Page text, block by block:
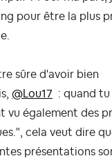
pour être la plus
sûre d'avoir bien
@Lou17 : quand tu
vu également des
cela veut dire
présentations